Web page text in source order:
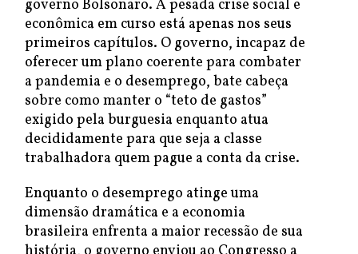
governo Bolsonaro. A pesada crise social e
econômica em curso está apenas nos seus
primeiros capítulos. O governo, incapaz de
oferecer um plano coerente para combater
a pandemia e o desemprego, bate cabeça
sobre como manter o “teto de gastos”
exigido pela burguesia enquanto atua
decididamente para que seja a classe
trabalhadora quem pague a conta da crise.
Enquanto o desemprego atinge uma
dimensão dramática e a economia
brasileira enfrenta a maior recessão de sua